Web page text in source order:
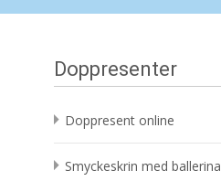
Doppresenter
Doppresent online
Smyckeskrin med ballerina